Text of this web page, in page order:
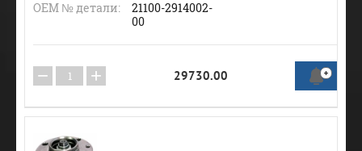
ОЕМ № детали:
21100-2914002-
00
− + 29730.00